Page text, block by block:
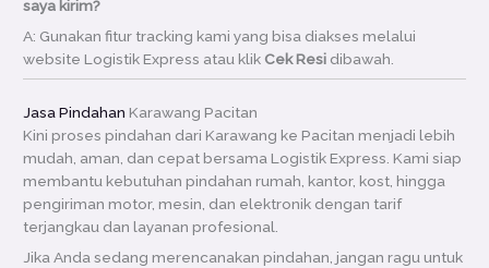
saya kirim?
A: Gunakan fitur tracking kami yang bisa diakses melalui
website Logistik Express atau klik Cek Resi dibawah.
Jasa Pindahan Karawang Pacitan
Kini proses pindahan dari Karawang ke Pacitan menjadi lebih
mudah, aman, dan cepat bersama Logistik Express. Kami siap
membantu kebutuhan pindahan rumah, kantor, kost, hingga
pengiriman motor, mesin, dan elektronik dengan tarif
terjangkau dan layanan profesional.
Jika Anda sedang merencanakan pindahan, jangan ragu untuk